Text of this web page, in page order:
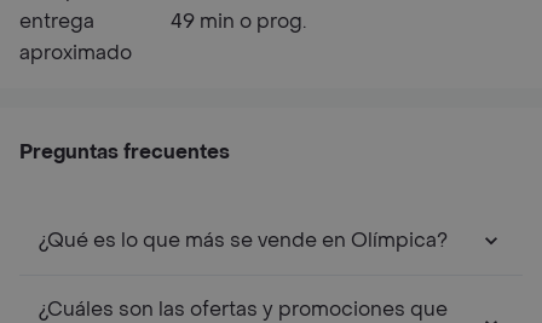
entrega
aproximado
49 min o prog.
Preguntas frecuentes
¿Qué es lo que más se vende en Olímpica?
¿Cuáles son las ofertas y promociones que